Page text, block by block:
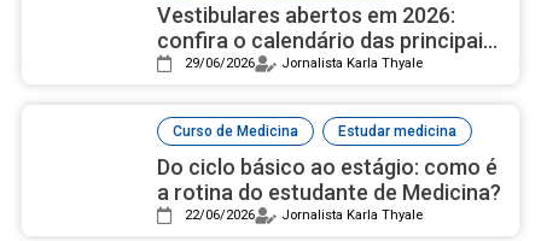
Vestibulares abertos em 2026:
confira o calendário das principais
universidades públicas
29/06/2026 Jornalista Karla Thyale
Curso de Medicina , Estudar medicina
Do ciclo básico ao estágio: como é
a rotina do estudante de Medicina?
22/06/2026 Jornalista Karla Thyale